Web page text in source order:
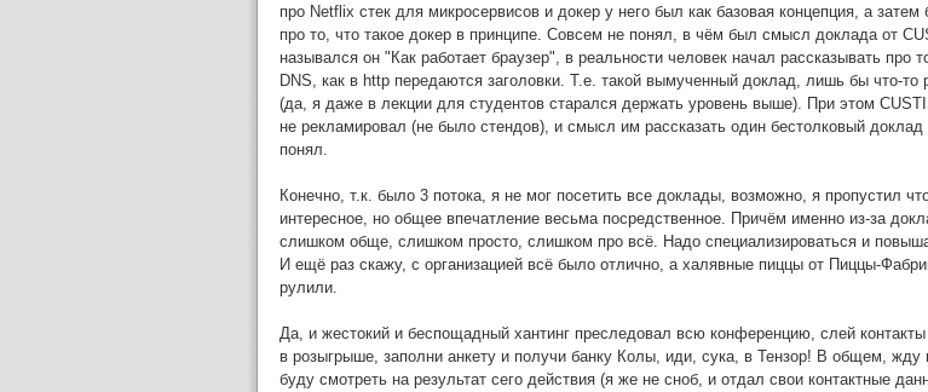
про Netflix стек для микросервисов и докер у него был как базовая концепция, а
про то, что такое докер в принципе. Совсем не понял, в чём был смысл доклада от
назывался он "Как работает браузер", в реальности человек начал рассказывать про
DNS, как в http передаются заголовки. Т.е. такой вымученный доклад, лишь бы что-то
(да, я даже в лекции для студентов старался держать уровень выше). При этом
не рекламировал (не было стендов), и смысл им рассказать один бестолковый
понял.
Конечно, т.к. было 3 потока, я не мог посетить все доклады, возможно, я пропустил
интересное, но общее впечатление весьма посредственное. Причём именно из-за
слишком обще, слишком просто, слишком про всё. Надо специализироваться и
И ещё раз скажу, с организацией всё было отлично, а халявные пиццы от Пиццы-
рулили.
Да, и жестокий и беспощадный хантинг преследовал всю конференцию, слей контакты
в розыгрыше, заполни анкету и получи банку Колы, иди, сука, в Тензор! В общем, жду
буду смотреть на результат сего действия (я же не сноб, и отдал свои контактные